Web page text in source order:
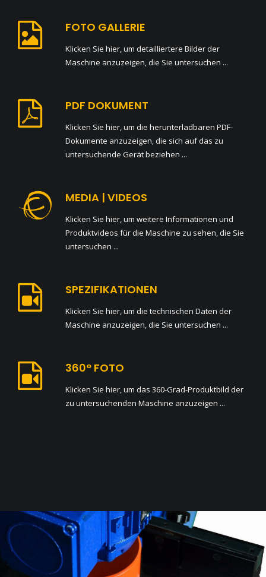
FOTO GALLERIE
Klicken Sie hier, um detailliertere Bilder der
Maschine anzuzeigen, die Sie untersuchen ...
PDF DOKUMENT
Klicken Sie hier, um die herunterladbaren PDF-
Dokumente anzuzeigen, die sich auf das zu
untersuchende Gerät beziehen ...
MEDIA | VIDEOS
Klicken Sie hier, um weitere Informationen und
Produktvideos für die Maschine zu sehen, die Sie
untersuchen ...
SPEZIFIKATIONEN
Klicken Sie hier, um die technischen Daten der
Maschine anzuzeigen, die Sie untersuchen ...
360° FOTO
Klicken Sie hier, um das 360-Grad-Produktbild der
zu untersuchenden Maschine anzuzeigen ...